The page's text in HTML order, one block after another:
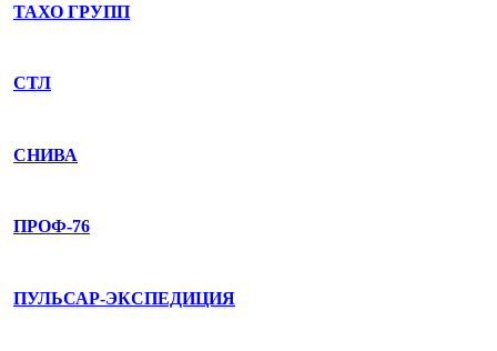
ТАХО ГРУПП
СТЛ
СНИВА
ПРОФ-76
ПУЛЬСАР-ЭКСПЕДИЦИЯ